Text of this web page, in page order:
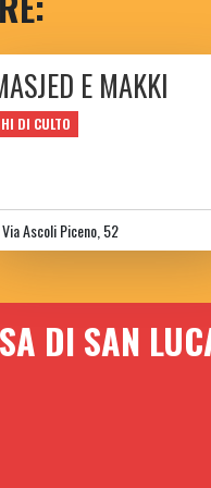
DI CULTO
E MAKKI
Via Ascoli Piceno, 52
DI SAN